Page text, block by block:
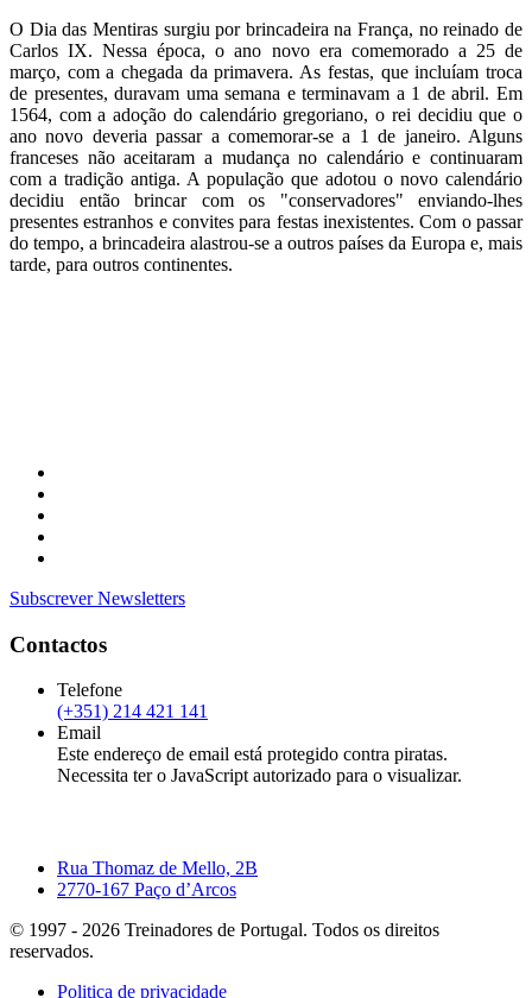
O Dia das Mentiras surgiu por brincadeira na França, no reinado de
Carlos IX. Nessa época, o ano novo era comemorado a 25 de
março, com a chegada da primavera. As festas, que incluíam troca
de presentes, duravam uma semana e terminavam a 1 de abril. Em
1564, com a adoção do calendário gregoriano, o rei decidiu que o
ano novo deveria passar a comemorar-se a 1 de janeiro. Alguns
franceses não aceitaram a mudança no calendário e continuaram
com a tradição antiga. A população que adotou o novo calendário
decidiu então brincar com os "conservadores" enviando-lhes
presentes estranhos e convites para festas inexistentes. Com o passar
do tempo, a brincadeira alastrou-se a outros países da Europa e, mais
tarde, para outros continentes.
Subscrever Newsletters
Contactos
Telefone
(+351) 214 421 141
Email
Este endereço de email está protegido contra piratas.
Necessita ter o JavaScript autorizado para o visualizar.
Rua Thomaz de Mello, 2B
2770-167 Paço d’Arcos
© 1997 - 2026 Treinadores de Portugal. Todos os direitos
reservados.
Politica de privacidade